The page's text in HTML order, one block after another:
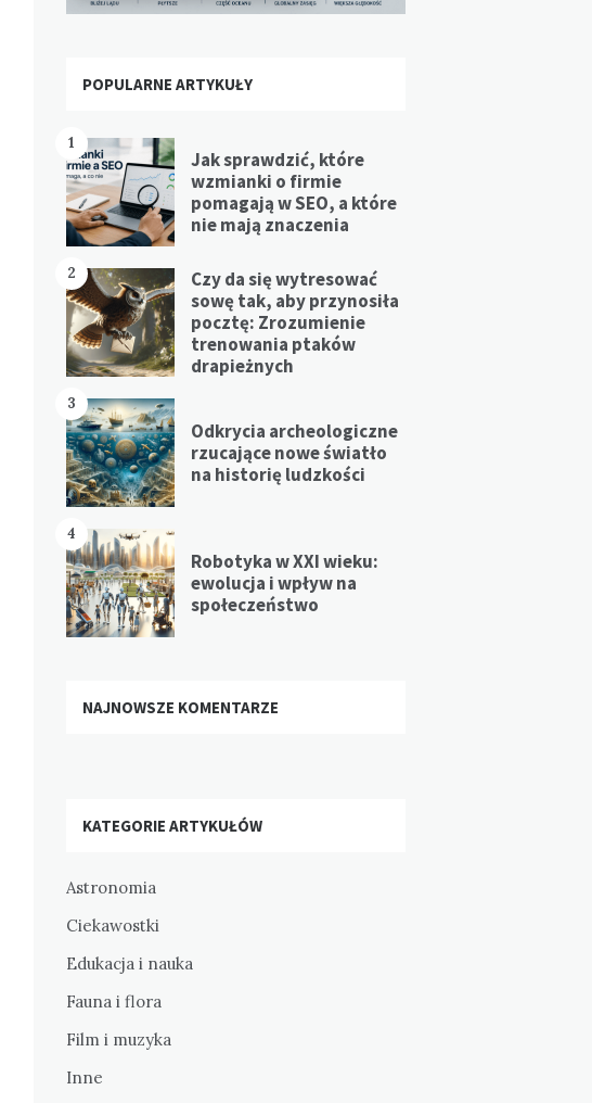
POPULARNE ARTYKUŁY
1
Jak sprawdzić, które
wzmianki o firmie
pomagają w SEO, a które
nie mają znaczenia
2
Czy da się wytresować
sowę tak, aby przynosiła
pocztę: Zrozumienie
trenowania ptaków
drapieżnych
3
Odkrycia archeologiczne
rzucające nowe światło
na historię ludzkości
4
Robotyka w XXI wieku:
ewolucja i wpływ na
społeczeństwo
NAJNOWSZE KOMENTARZE
KATEGORIE ARTYKUŁÓW
Astronomia
Ciekawostki
Edukacja i nauka
Fauna i flora
Film i muzyka
Inne